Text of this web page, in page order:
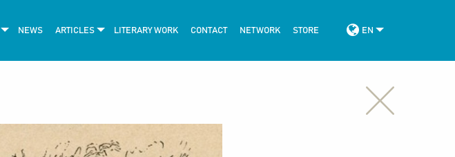
NEWS ARTICLES LITERARY WORK CONTACT NETWORK STORE EN